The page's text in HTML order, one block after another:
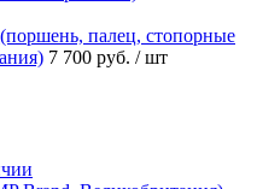
палец, стопорные
7 700 руб. / шт